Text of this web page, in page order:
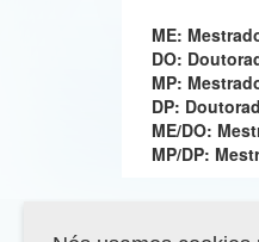
ME:
DO:
MP:
DP:
ME/DO:
MP/DP: